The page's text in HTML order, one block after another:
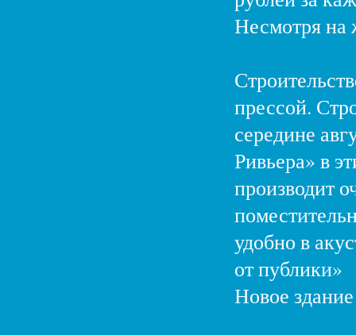
Несмотря на
прессой.
середине
Ривьера» в
производит
удобно в
от публики»
Новое